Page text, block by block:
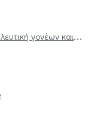
SMIRNI
Social
γονέων και